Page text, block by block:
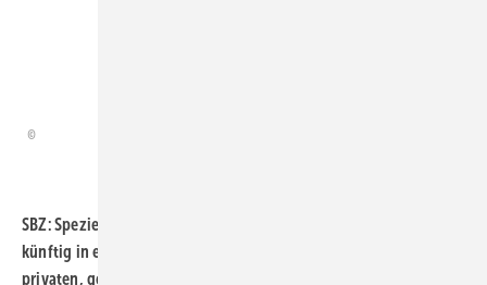
SBZ: Speziell der Schutz vor Viren und Bakterien wird sich
künftig in entsprechenden RLT-Lösungen für den Einsatz in
privaten, gewerblichen oder öffentlichen Gebäuden